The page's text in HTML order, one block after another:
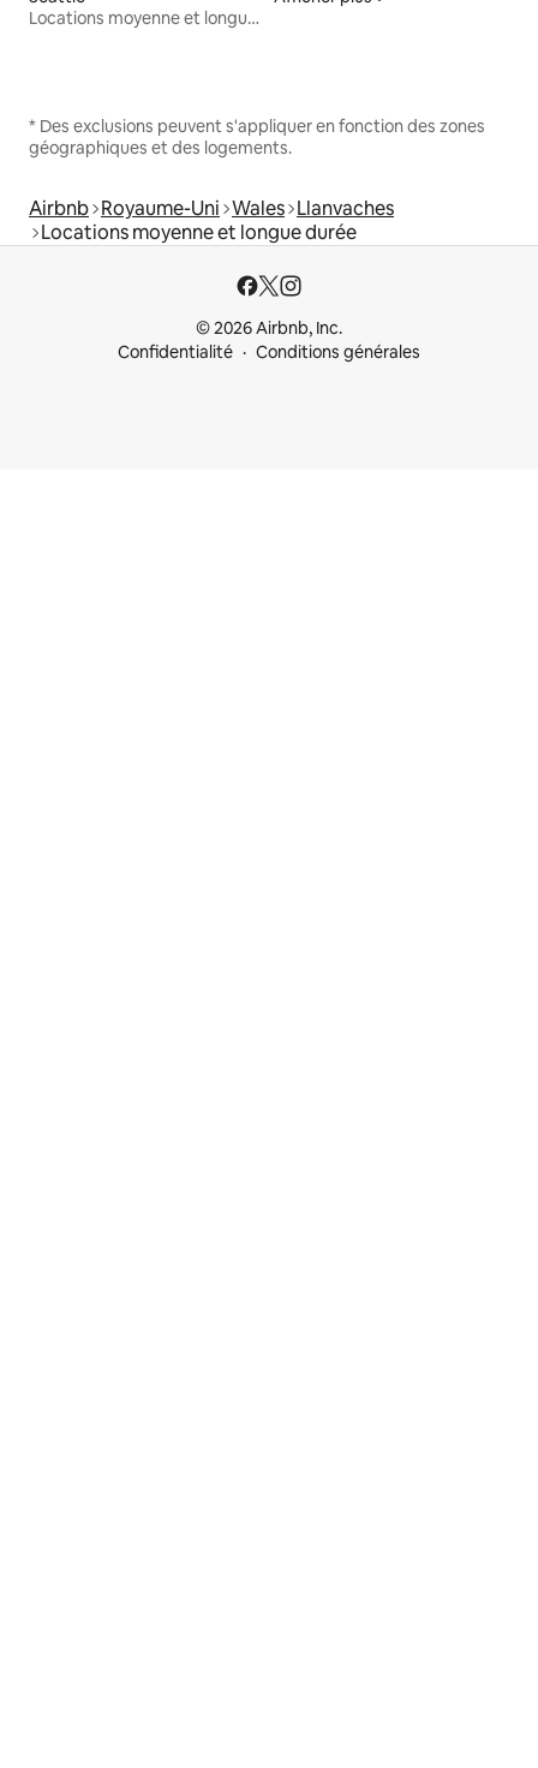
Locations moyenne et longue durée
* Des exclusions peuvent s'appliquer en fonction des zones
géographiques et des logements.
Airbnb Royaume-Uni Wales Llanvaches
Locations moyenne et longue durée
© 2026 Airbnb, Inc.
Confidentialité
Conditions générales